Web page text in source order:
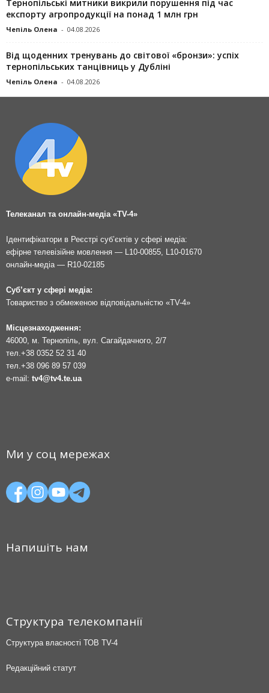
Тернопільські митники викрили порушення під час
експорту агропродукції на понад 1 млн грн
Чепіль Олена - 04.08.2026
Від щоденних тренувань до світової «бронзи»: успіх
тернопільських танцівниць у Дубліні
Чепіль Олена - 04.08.2026
Телеканал та онлайн-медіа «TV-4»
Ідентифікатори в Реєстрі суб’єктів у сфері медіа:
ефірне телевізійне мовлення — L10-00855, L10-01670
онлайн-медіа — R10-02185
Суб’єкт у сфері медіа:
Товариство з обмеженою відповідальністю «TV-4»
Місцезнаходження:
46000, м. Тернопіль, вул. Сагайдачного, 2/7
тел. +38 0352 52 31 40
тел. +38 096 89 57 039
e-mail: tv4@tv4.te.ua
Ми у соц мережах
Напишіть нам
Структура телекомпанії
Структура власності ТОВ TV-4
Редакційний статут